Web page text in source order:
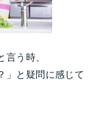
う時、
」と疑問に感じて